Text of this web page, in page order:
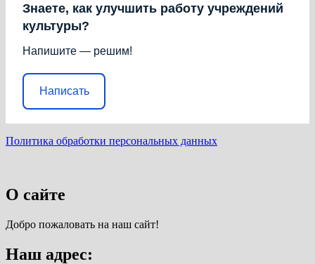
Знаете, как улучшить работу учреждений
культуры?
Напишите — решим!
Написать
Политика обработки персональных данных
О сайте
Добро пожаловать на наш сайт!
Наш адрес: